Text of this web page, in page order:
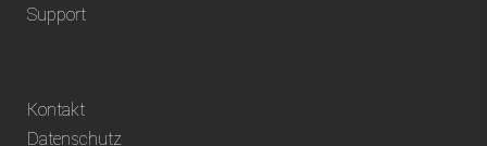
Vorkasse oder über ein andere verfügbare
Support
Kontakt
Datenschutz